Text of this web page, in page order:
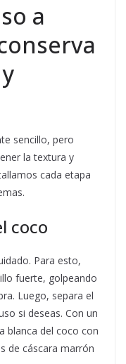
a
sencillo, pero
la textura y
cada etapa
coco
Para esto,
fuerte, golpeando
Luego, separa el
si deseas. Con un
blanca del coco con
de cáscara marrón